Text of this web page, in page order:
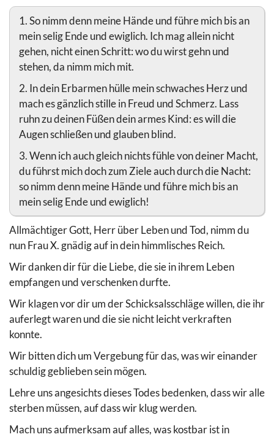
1. So nimm denn meine Hände und führe mich bis an
mein selig Ende und ewiglich. Ich mag allein nicht
gehen, nicht einen Schritt: wo du wirst gehn und
stehen, da nimm mich mit.
2. In dein Erbarmen hülle mein schwaches Herz und
mach es gänzlich stille in Freud und Schmerz. Lass
ruhn zu deinen Füßen dein armes Kind: es will die
Augen schließen und glauben blind.
3. Wenn ich auch gleich nichts fühle von deiner Macht,
du führst mich doch zum Ziele auch durch die Nacht:
so nimm denn meine Hände und führe mich bis an
mein selig Ende und ewiglich!
Allmächtiger Gott, Herr über Leben und Tod, nimm du
nun Frau X. gnädig auf in dein himmlisches Reich.
Wir danken dir für die Liebe, die sie in ihrem Leben
empfangen und verschenken durfte.
Wir klagen vor dir um der Schicksalsschläge willen, die ihr
auferlegt waren und die sie nicht leicht verkraften
konnte.
Wir bitten dich um Vergebung für das, was wir einander
schuldig geblieben sein mögen.
Lehre uns angesichts dieses Todes bedenken, dass wir alle
sterben müssen, auf dass wir klug werden.
Mach uns aufmerksam auf alles, was kostbar ist in